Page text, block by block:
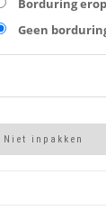
Borduring erop
Geen